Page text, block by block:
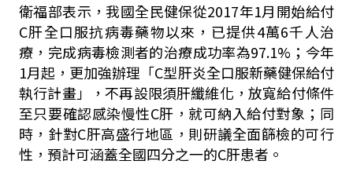
衛福部表示，我國全民健保從2017年1月開始給付
C肝全口服抗病毒藥物以來，已提供4萬6千人治
療，完成病毒檢測者的治療成功率為97.1%；今年
1月起，更加強辦理「C型肝炎全口服新藥健保給付
執行計畫」，不再設限須肝纖維化，放寬給付條件
至只要確認感染慢性C肝，就可納入給付對象；同
時，針對C肝高盛行地區，則研議全面篩檢的可行
性，預計可涵蓋全國四分之一的C肝患者。